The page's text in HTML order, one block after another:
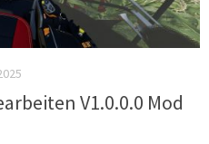
V1.0.0.0 Mod